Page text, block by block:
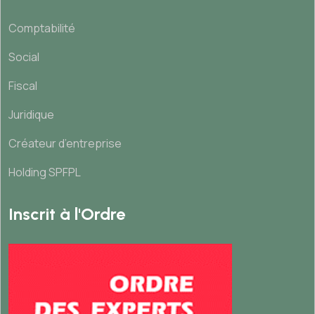
Comptabilité
Social
Fiscal
Juridique
Créateur d’entreprise
Holding SPFPL
Inscrit à l'Ordre